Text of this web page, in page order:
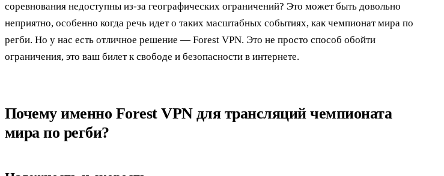
соревнования недоступны из-за географических ограничений? Это может быть довольно
неприятно, особенно когда речь идет о таких масштабных событиях, как чемпионат мира по
регби. Но у нас есть отличное решение — Forest VPN. Это не просто способ обойти
ограничения, это ваш билет к свободе и безопасности в интернете.
Почему именно Forest VPN для трансляций чемпионата
мира по регби?